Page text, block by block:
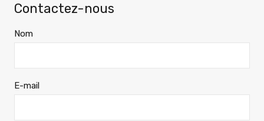
Contactez-nous
Nom
E-mail